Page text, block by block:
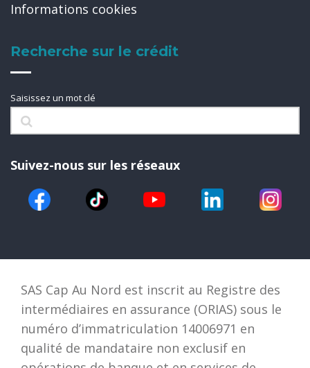
Informations cookies
Recherche sur le crédit
Saisissez un mot clé
Suivez-nous sur les réseaux
SAS Cap Au Nord est inscrit au Registre des
intermédiaires en assurance (ORIAS) sous le
numéro d’immatriculation 14006971 en
qualité de mandataire non exclusif en